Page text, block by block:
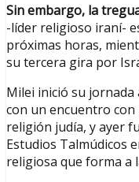
Sin embargo, la
-líder religioso iraní-
próximas horas,
su tercera gira por
Milei inició su jornada
con un encuentro con
religión judía, y ayer
Estudios Talmúdicos
religiosa que forma a